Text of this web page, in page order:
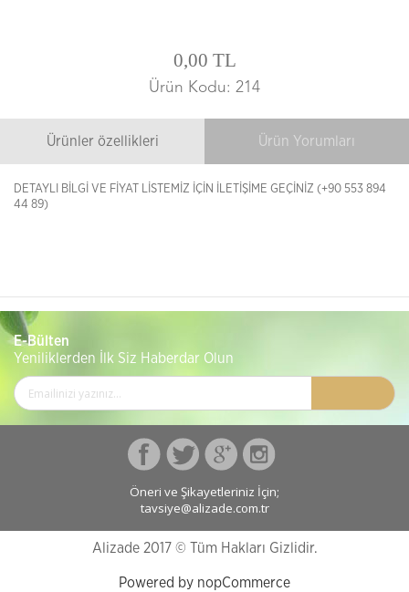
0,00 TL
Ürün Kodu: 214
Ürünler özellikleri Ürün Yorumları
DETAYLI BİLGİ VE FİYAT LİSTEMİZ İÇİN İLETİŞİME GEÇİNİZ (+90 553 894
44 89)
E-Bülten
Yeniliklerden İlk Siz Haberdar Olun
Öneri ve Şikayetleriniz İçin;
tavsiye@alizade.com.tr
Alizade 2017 © Tüm Hakları Gizlidir.
Powered by nopCommerce